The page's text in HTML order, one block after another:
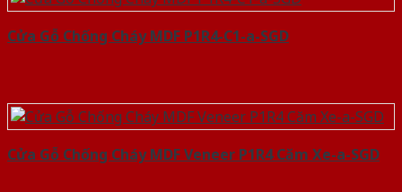
Cửa Gỗ Chống Cháy MDF P1R4-C1-a-SGD
Cửa Gỗ Chống Cháy MDF Veneer P1R4 Căm Xe-a-SGD